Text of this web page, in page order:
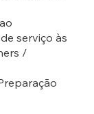
serviço às
/